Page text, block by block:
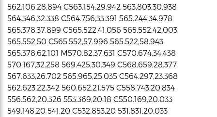
562.106,28.894 C563.154,29.942 563.803,30.938
564.346,32.338 C564.756,33.391 565.244,34.978
565.378,37.899 C565.522,41.056 565.552,42.003
565.552,50 C565.552,57.996 565.522,58.943
565.378,62.101 M570.82,37.631 C570.674,34.438
570.167,32.258 569.425,30.349 C568.659,28.377
567.633,26.702 565.965,25.035 C564.297,23.368
562.623,22.342 560.652,21.575 C558.743,20.834
556.562,20.326 553.369,20.18 C550.169,20.033
549.148,20 541,20 C532.853,20 531.831,20.033